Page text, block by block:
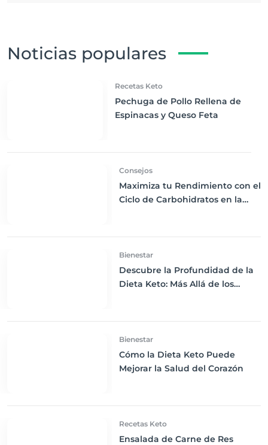
Noticias populares
Recetas Keto
Pechuga de Pollo Rellena de
Espinacas y Queso Feta
Consejos
Maximiza tu Rendimiento con el
Ciclo de Carbohidratos en la
Bienestar
Descubre la Profundidad de la
Dieta Keto: Más Allá de los
Bienestar
Cómo la Dieta Keto Puede
Mejorar la Salud del Corazón
Recetas Keto
Ensalada de Carne de Res